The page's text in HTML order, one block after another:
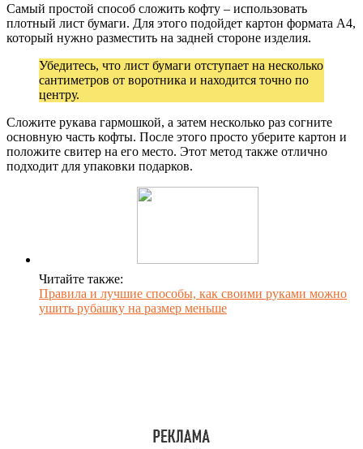
Самый простой способ сложить кофту – использовать
плотный лист бумаги. Для этого подойдет картон формата А4,
который нужно разместить на задней стороне изделия.
Убедитесь, что лист бумаги отступает на несколько
сантиметров от воротника и находится точно по
центру.
Сложите рукава гармошкой, а затем несколько раз согните
основную часть кофты. После этого просто уберите картон и
положите свитер на его место. Этот метод также отлично
подходит для упаковки подарков.
Читайте также:
Правила и лучшие способы, как своими руками можно
ушить рубашку на размер меньше